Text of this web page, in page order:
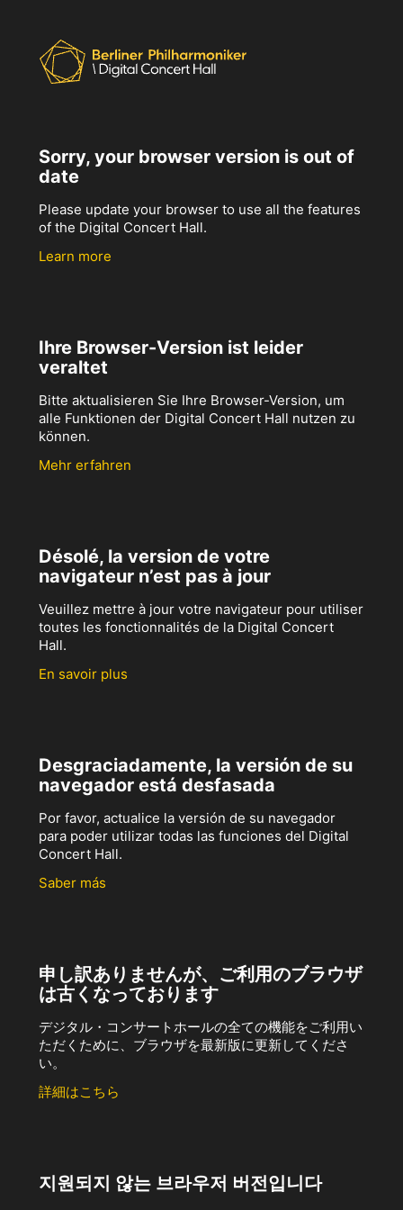
Sorry, your browser version is out of
date
Please update your browser to use all the features
of the Digital Concert Hall.
Learn more
Ihre Browser-Version ist leider
veraltet
Bitte aktualisieren Sie Ihre Browser-Version, um
alle Funktionen der Digital Concert Hall nutzen zu
können.
Mehr erfahren
Désolé, la version de votre
navigateur n’est pas à jour
Veuillez mettre à jour votre navigateur pour utiliser
toutes les fonctionnalités de la Digital Concert
Hall.
En savoir plus
Desgraciadamente, la versión de su
navegador está desfasada
Por favor, actualice la versión de su navegador
para poder utilizar todas las funciones del Digital
Concert Hall.
Saber más
申し訳ありませんが、ご利用のブラウザ
は古くなっております
デジタル・コンサートホールの全ての機能をご利用い
ただくために、ブラウザを最新版に更新してくださ
い。
詳細はこちら
지원되지 않는 브라우저 버전입니다